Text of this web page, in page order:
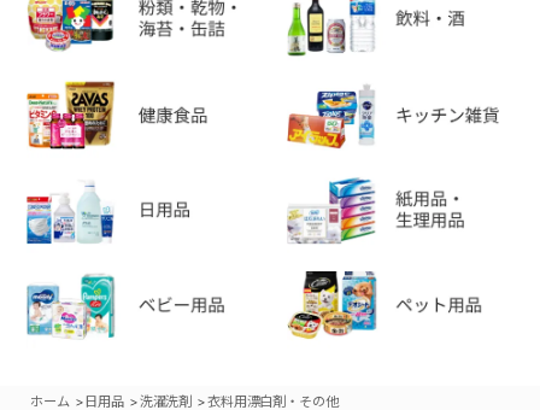
ホーム > 日用品 >洗濯洗剤 >衣料用漂白剤・その他